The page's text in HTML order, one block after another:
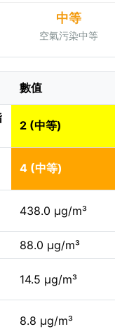
中等
空氣污染中等
數值
2 (中等)
4 (中等)
438.0 µg/m³
88.0 µg/m³
14.5 µg/m³
8.8 µg/m³